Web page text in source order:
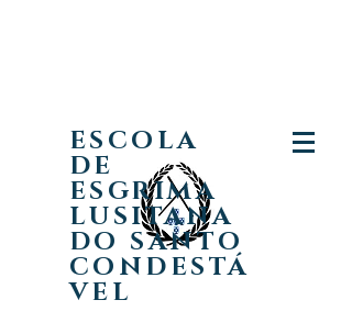
ESCOLA
DE
ESGRIMA
LUSITANA
DO SANTO
CONDESTÁ
VEL